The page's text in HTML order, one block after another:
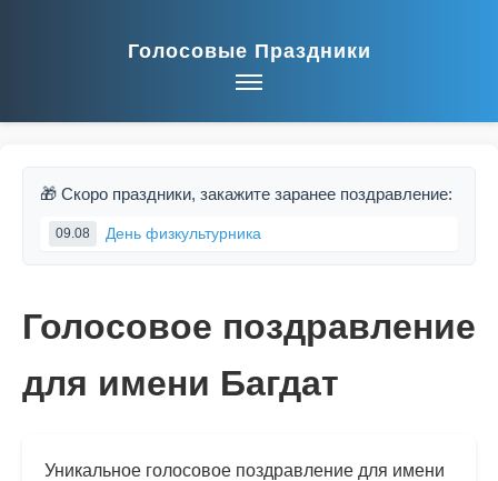
Голосовые Праздники
🎁 Скоро праздники, закажите заранее поздравление:
09.08 День физкультурника
Голосовое поздравление
для имени Багдат
Уникальное голосовое поздравление для имени